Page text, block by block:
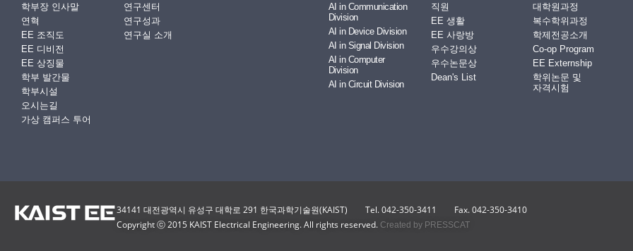
학부장 인사말
연혁
EE 조직도
EE 디비전
EE 상징물
학부 발간물
학부시설
오시는길
가상 캠퍼스 투어
연구센터
연구성과
연구실 소개
AI in Communication
Division
AI in Device Division
AI in Signal Division
AI in Computer
Division
AI in Circuit Division
직원
EE 생활
EE 사랑방
우수강의상
우수논문상
Dean's List
대학원과정
복수학위과정
학제전공소개
Co-op Program
EE Externship
학위논문 및
자격시험
34141 대전광역시 유성구 대학로 291 한국과학기술원(KAIST) Tel. 042-350-3411
Fax. 042-350-3410
Copyright ⓒ 2015 KAIST Electrical Engineering. All rights reserved. Created by PRESSCAT